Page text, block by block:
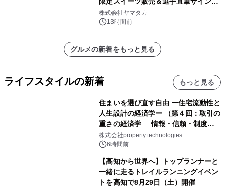
ッズが当たる抽選会を 8月8日に開催
株式会社ヤマタカ
13時間前
グルメの新着をもっと見る
ライフスタイルの新着 もっと見る
住まいを選び直す自由 ー住宅流動性と
人生設計の経済学ー （第４回：取引の
重さの経済学──情報・信頼・制度を
PropTechはどう組み替えるか）｜
PropTech-Lab
株式会社property technologies
6時間前
【高知から世界へ】トップランナーと
一緒に走るトレイルランニングイベン
トを高知で8月29日（土）開催